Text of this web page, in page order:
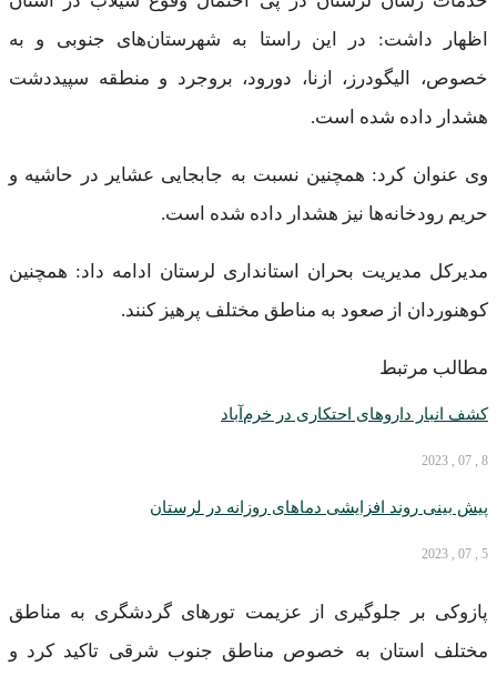
اظهار داشت: در این راستا به شهرستان‌های جنوبی و به
خصوص، الیگودرز، ازنا، دورود، بروجرد و منطقه سپیددشت
هشدار داده شده است.
وی عنوان کرد: همچنین نسبت به جابجایی عشایر در حاشیه و
حریم رودخانه‌ها نیز هشدار داده شده است.
مدیرکل مدیریت بحران استانداری لرستان ادامه داد: همچنین
کوهنوردان از صعود به مناطق مختلف پرهیز کنند.
مطالب مرتبط
کشف انبار داروهای احتکاری در خرم‌آباد
8 , 07 , 2023
پیش بینی روند افزایشی دما‌های روزانه در لرستان
5 , 07 , 2023
پازوکی بر جلوگیری از عزیمت تورهای گردشگری به مناطق
مختلف استان به خصوص مناطق جنوب شرقی تاکید کرد و